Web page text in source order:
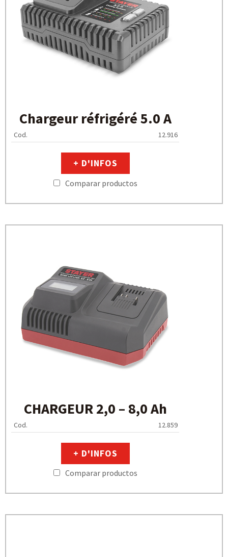
Chargeur réfrigéré 5.0 A
Cod. 12.916
+ D'INFOS
Comparar productos
CHARGEUR 2,0 – 8,0 Ah
Cod. 12.859
+ D'INFOS
Comparar productos